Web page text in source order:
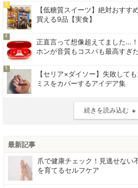
3
【低糖質スイーツ】絶対おすす
買える9品【実食】
4
正直言って想像超えてました…
ホンが音質もコスパも最高すぎた
5
【セリア×ダイソー】失敗して
ミスをカバーするアイデア集
続きを読み込む
最新記事
爪で健康チェック！見逃せない
を育てるセルフケア